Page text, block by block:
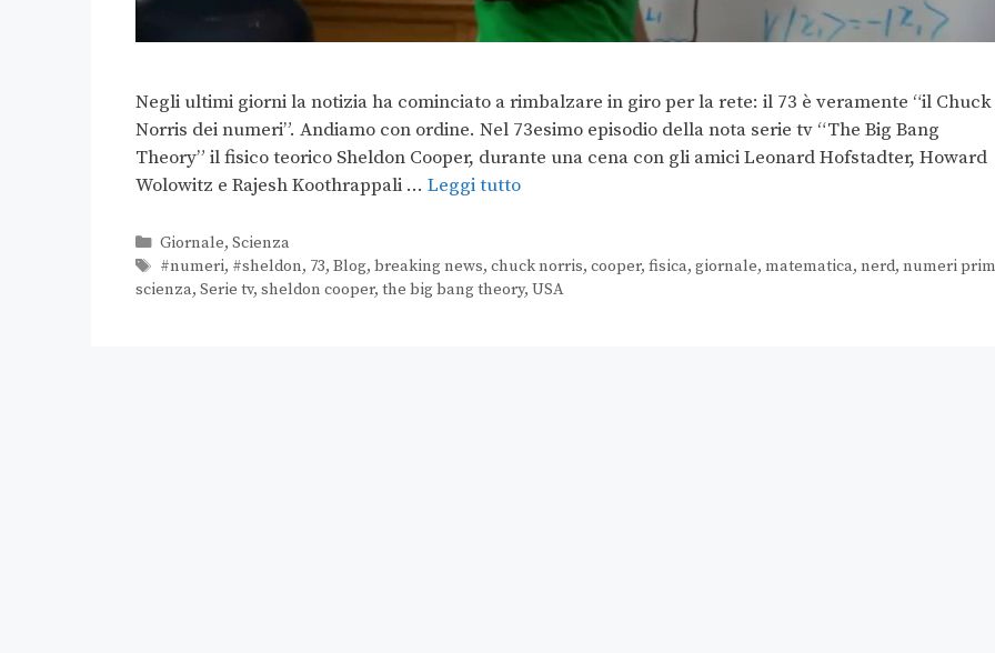
Negli ultimi giorni la notizia ha cominciato a rimbalzare in giro per la rete: il 73 è veramente “il Chuck
Norris dei numeri”. Andiamo con ordine. Nel 73esimo episodio della nota serie tv “The Big Bang
Theory” il fisico teorico Sheldon Cooper, durante una cena con gli amici Leonard Hofstadter, Howard
Wolowitz e Rajesh Koothrappali … Leggi tutto
Giornale, Scienza
#numeri, #sheldon, 73, Blog, breaking news, chuck norris, cooper, fisica, giornale, matematica, nerd, numeri
scienza, Serie tv, sheldon cooper, the big bang theory, USA